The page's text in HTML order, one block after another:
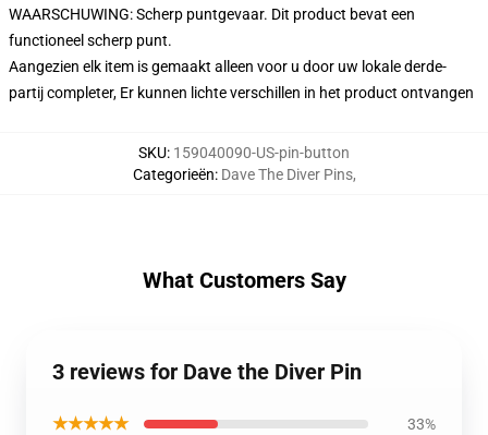
WAARSCHUWING: Scherp puntgevaar. Dit product bevat een
functioneel scherp punt.
Aangezien elk item is gemaakt alleen voor u door uw lokale derde-
partij completer, Er kunnen lichte verschillen in het product ontvangen
SKU: 159040090-US-pin-button
Categorieën: Dave The Diver Pins,
What Customers Say
3 reviews for Dave the Diver Pin
★★★★★ 33%